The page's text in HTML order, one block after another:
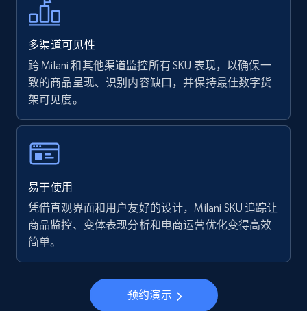
Walmart - products - Find new products by
using specific category URL
URL, Final price, Sku, Currency, Gtin,
Specifications, Image urls, Top reviews, and
more.
specific keywords
URL, Final price, Sku, Currency, Gtin,
Specifications, Image urls, Top reviews, and
more.
立即开始
多渠道可见性
跨 Milani 和其他渠道监控所有 SKU 表现，以确保一
致的商品呈现、识别内容缺口，并保持最佳数字货
架可见度。
易于使用
凭借直观界面和用户友好的设计，Milani SKU 追踪让
商品监控、变体表现分析和电商运营优化变得高效
简单。
预约演示